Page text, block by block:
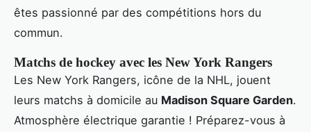
êtes passionné par des compétitions hors du
commun.
Matchs de hockey avec les New York Rangers
Les New York Rangers, icône de la NHL, jouent
leurs matchs à domicile au Madison Square Garden.
Atmosphère électrique garantie ! Préparez-vous à